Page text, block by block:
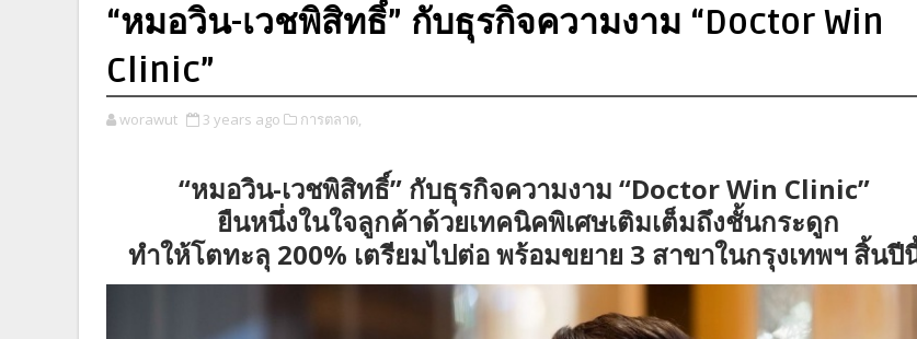
“หมอวิน-เวชพิสิทธิ์” กับธุรกิจความงาม “Doctor Win
Clinic”
worawut 3 years ago การตลาด,
“หมอวิน-เวชพิสิทธิ์” กับธุรกิจความงาม “Doctor Win Clinic”
ยืนหนึ่งในใจลูกค้าด้วยเทคนิคพิเศษเติมเต็มถึงชั้นกระดูก
ทำให้โตทะลุ 200% เตรียมไปต่อ พร้อมขยาย 3 สาขาในกรุงเทพฯ สิ้นปี